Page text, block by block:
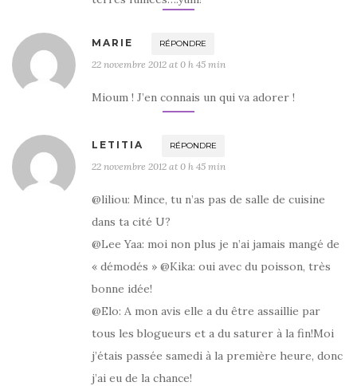
MARIE RÉPONDRE
22 novembre 2012 at 0 h 45 min
Mioum ! J’en connais un qui va adorer !
LETITIA RÉPONDRE
22 novembre 2012 at 0 h 45 min
@liliou: Mince, tu n’as pas de salle de cuisine
dans ta cité U?
@Lee Yaa: moi non plus je n’ai jamais mangé de
« démodés » @Kika: oui avec du poisson, très
bonne idée!
@Elo: A mon avis elle a du être assaillie par
tous les blogueurs et a du saturer à la fin!Moi
j’étais passée samedi à la première heure, donc
j’ai eu de la chance!